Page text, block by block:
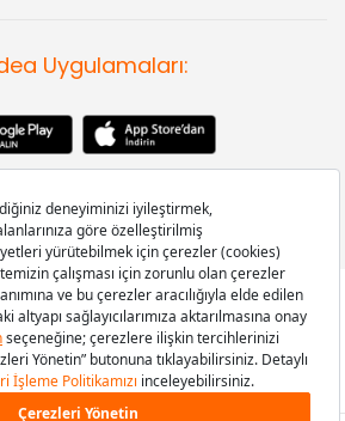
Uygulamaları:
Evidea.com | Tüm hakları saklıdır.